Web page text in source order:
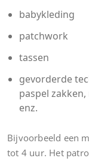
babykleding
patchwork
tassen
gevorderde
paspel
enz.
Bijvoorbeeld een
tot 4 uur. Het